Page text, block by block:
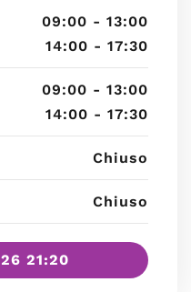
09:00 - 13:00
14:00 - 17:30
09:00 - 13:00
14:00 - 17:30
Chiuso
Chiuso
21:20